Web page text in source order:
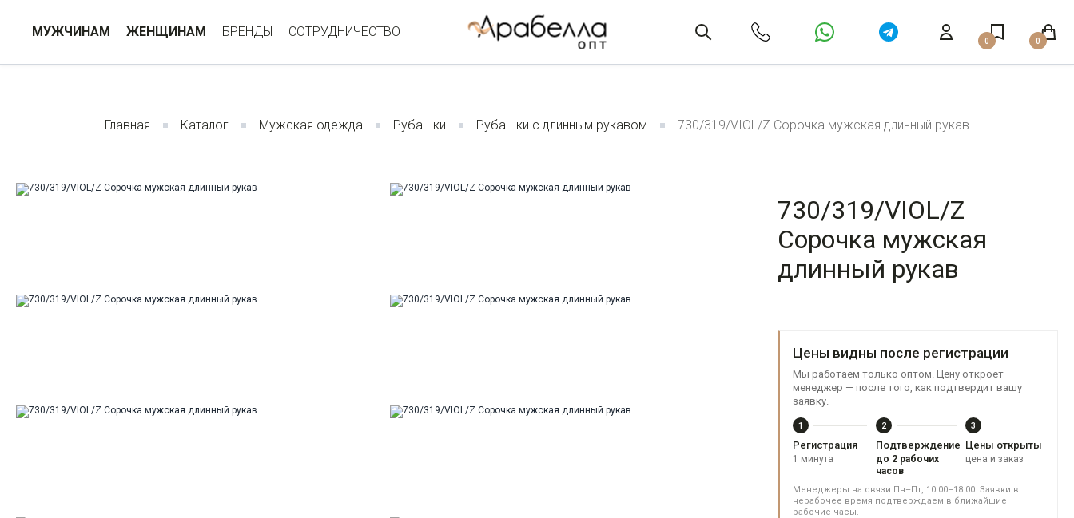
МУЖЧИНАМ ЖЕНЩИНАМ БРЕНДЫ СОТРУДНИЧЕСТВО
0 0
Главная Каталог Мужская одежда Рубашки Рубашки с длинным рукавом 730/319/VIOL/Z Сорочка мужская длинный рукав
730/319/VIOL/Z
Сорочка мужская
длинный рукав
Цены видны после регистрации
Мы работаем только оптом. Цену откроет
менеджер — после того, как подтвердит вашу
заявку.
1
Регистрация
1 минута
2
Подтверждение
до 2 рабочих
часов
3
Цены открыты
цена и заказ
Менеджеры на связи Пн–Пт, 10:00–18:00. Заявки в
нерабочее время подтверждаем в ближайшие
рабочие часы.